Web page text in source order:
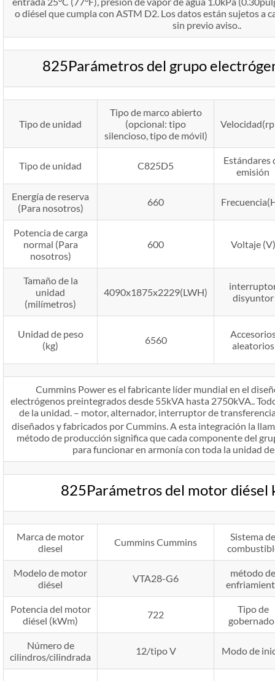
o diésel que cumpla con ASTM D2. Los datos están sujetos a
sin previo aviso..
825Parámetros del grupo
Tipo de unidad
Tipo de marco abierto
(opcional: tipo
silencioso, tipo de móvil)
Tipo de unidad C825D5
Estándares
emisión
Energía de reserva
(Para nosotros)
660
Potencia de carga
normal (Para
nosotros)
600 Voltaje (V)
Tamaño de la
unidad
(milímetros)
4090x1875x2229(LWH)
disyuntor
Unidad de peso
(kg)
6560
aleatorios
Cummins Power es el fabricante líder mundial en el
electrógenos preintegrados desde 55kVA hasta 2750kVA..
de la unidad. – motor, alternador, interruptor de
diseñados y fabricados por Cummins. A esta integración la
método de producción significa que cada componente del
para funcionar en armonía con toda la unidad
825Parámetros del motor diésel
Marca de motor
diesel
Cummins Cummins
Sistema de
Modelo de motor
diésel
VTA28-G6
método de
Potencia del motor
diésel (kWm)
722
Tipo de
Número de
cilindros/cilindrada
12/tipo V Modo de